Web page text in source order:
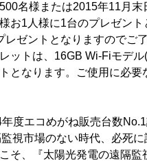
500名様または2015年11月
様お1人様に1台のプレゼン
レゼントとなりますのでご
レットは、16GB Wi-Fiモデ
となります。ご使用に必要
度エコめがね販売台数
視市場のない時代、必死
そ、『太陽光発電の遠隔